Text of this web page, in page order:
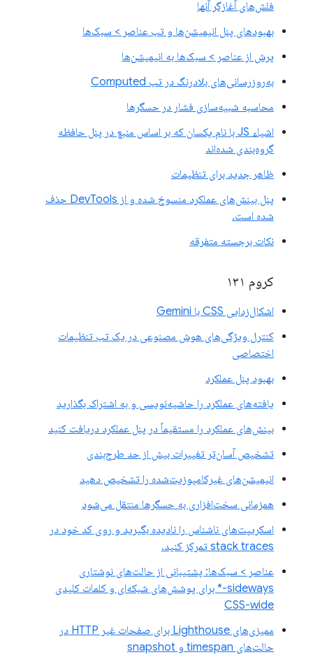
فلش‌های آغازگر آنها
بهبودهای پنل انیمیشن‌ها و تب عناصر > سبک‌ها
پرش از عناصر > سبک‌ها به انیمیشن‌ها
به‌روزرسانی‌های بلادرنگ در تب Computed
محاسبه شبیه‌سازی فشار در حسگرها
اشیاء JS با نام یکسان که بر اساس منبع در پنل حافظه
گروه‌بندی شده‌اند
ظاهر جدید برای تنظیمات
پنل بینش‌های عملکرد منسوخ شده و از DevTools حذف
شده است.
نکات برجسته متفرقه
کروم ۱۳۱
اشکال‌زدایی CSS با Gemini
کنترل ویژگی‌های هوش مصنوعی در یک تب تنظیمات
اختصاصی
بهبود پنل عملکرد
یافته‌های عملکرد را حاشیه‌نویسی و به اشتراک بگذارید
بینش‌های عملکرد را مستقیماً در پنل عملکرد دریافت کنید
تشخیص آسان‌تر تغییرات بیش از حد طرح‌بندی
انیمیشن‌های غیرکامپوزیت‌شده را تشخیص دهید
همزمانی سخت‌افزاری به حسگرها منتقل می‌شود
اسکریپت‌های ناشناس را نادیده بگیرید و روی کد خود در
stack traces تمرکز کنید.
عناصر > سبک‌ها: پشتیبانی از حالت‌های نوشتاری
sideways-* برای پوشش‌های شبکه‌ای و کلمات کلیدی
CSS-wide
ممیزی‌های Lighthouse برای صفحات غیر HTTP در
حالت‌های timespan و snapshot